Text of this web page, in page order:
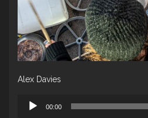
Alex Davies
Audio-
Player
00:00